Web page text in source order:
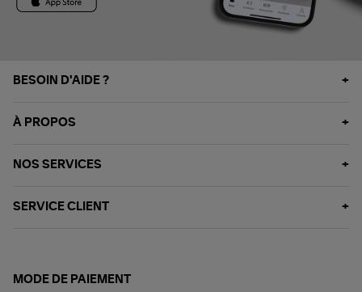
BESOIN D'AIDE ?
À PROPOS
NOS SERVICES
SERVICE CLIENT
MODE DE PAIEMENT